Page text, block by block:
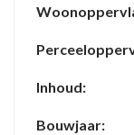
Inhoud:
Bouwjaar: